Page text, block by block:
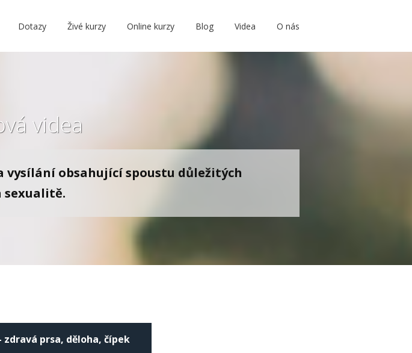
Dotazy Živé kurzy Online kurzy Blog Videa O nás
videa
vysílání obsahující spoustu důležitých
sexualitě.
prsa, děloha, čípek